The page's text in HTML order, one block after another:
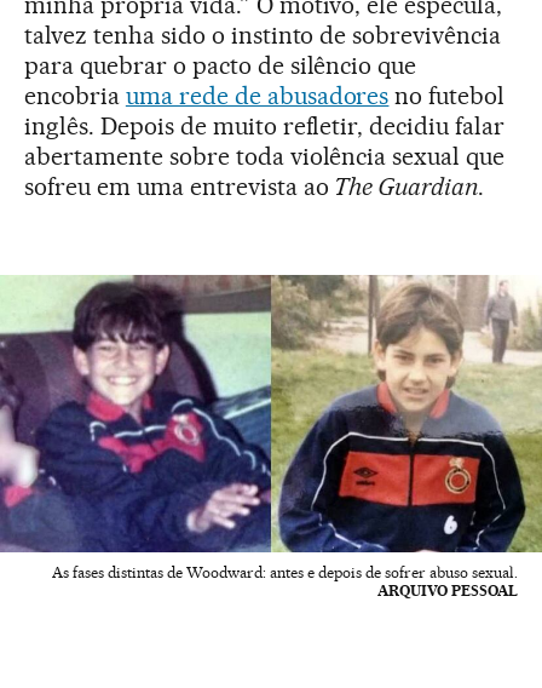
talvez tenha sido o instinto de sobrevivência
para quebrar o pacto de silêncio que
encobria uma rede de abusadores no futebol
inglês. Depois de muito refletir, decidiu falar
abertamente sobre toda violência sexual que
sofreu em uma entrevista ao The Guardian.
As fases distintas de Woodward: antes e depois de sofrer abuso sexual.
ARQUIVO PESSOAL